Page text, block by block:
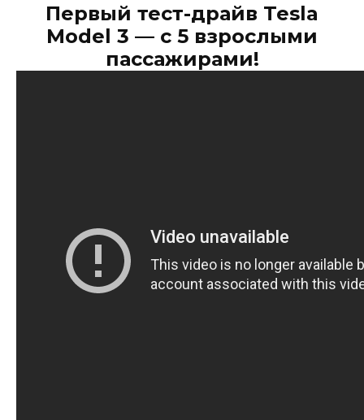
Первый тест-драйв Tesla
Model 3 — с 5 взрослыми
пассажирами!